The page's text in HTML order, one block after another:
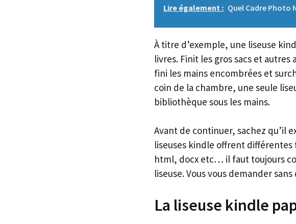
Lire également : Quel Cadre Photo
À titre d’exemple, une liseuse
livres. Finit les gros sacs et
fini les mains encombrées et
coin de la chambre, une seule
bibliothèque sous les mains.
Avant de continuer, sachez qu’il
liseuses kindle offrent
html, docx etc… il faut toujours
liseuse. Vous vous demander
La liseuse kindle